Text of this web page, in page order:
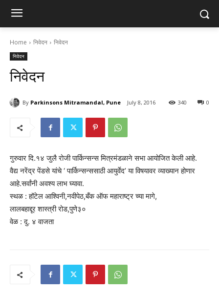
Home निवेदन निवेदन
निवेदन
निवेदन
By Parkinsons Mitramandal, Pune July 8, 2016 0
340
गुरुवार दि.१४ जुलै रोजी पार्किन्सन्स मित्रमंडळाने सभा आयोजित केली आहे.
वैद्य नरेंद्र पेंडसे यांचे ‘ पार्किन्सन्ससाठी आयुर्वेद’ या विषयावर व्याख्यान होणार
आहे.सर्वांनी अवश्य लाभ घ्यावा.
स्थळ : हॉटेल आश्विनी,नवीपेठ,बँक ऑफ महाराष्ट्र च्या मागे,
लालबहाद्दूर शास्त्री रोड,पुणे३०
वेळ : दु. ४ वाजता